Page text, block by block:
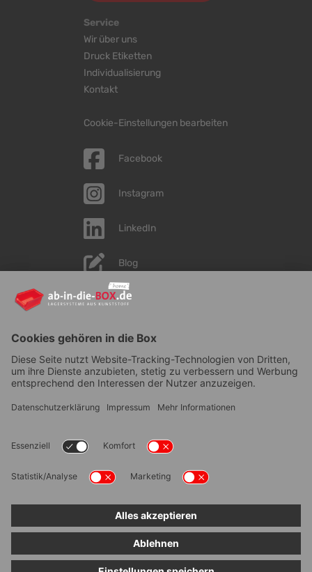
Service
Wir über uns
Druck Etiketten
Individualisierung
Kontakt
Cookie-Einstellungen bearbeiten
Facebook
Instagram
LinkedIn
Blog
YouTube
Bestellvorgang|Impressum|Information zur
Barrierefreiheit